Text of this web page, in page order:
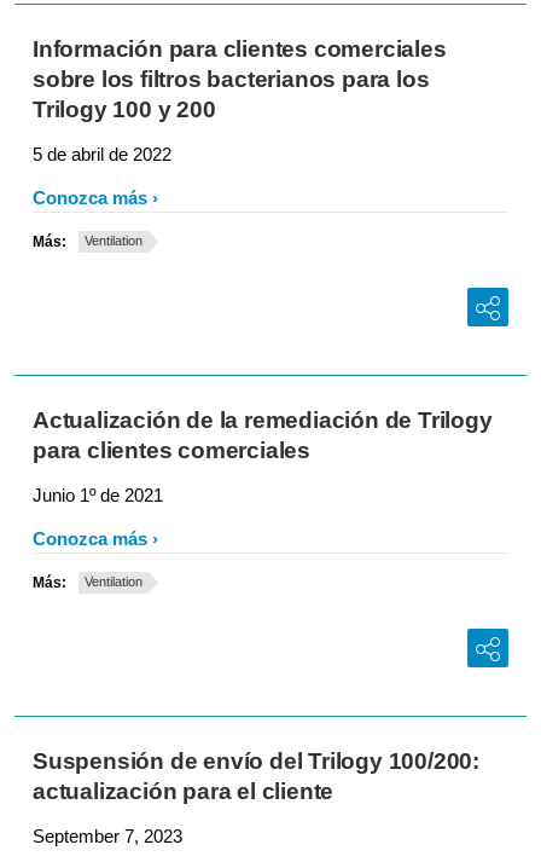
Información para clientes comerciales
sobre los filtros bacterianos para los
Trilogy 100 y 200
5 de abril de 2022
Conozca más
Más: Ventilation
Actualización de la remediación de Trilogy
para clientes comerciales
Junio 1º de 2021
Conozca más
Más: Ventilation
Suspensión de envío del Trilogy 100/200:
actualización para el cliente
September 7, 2023